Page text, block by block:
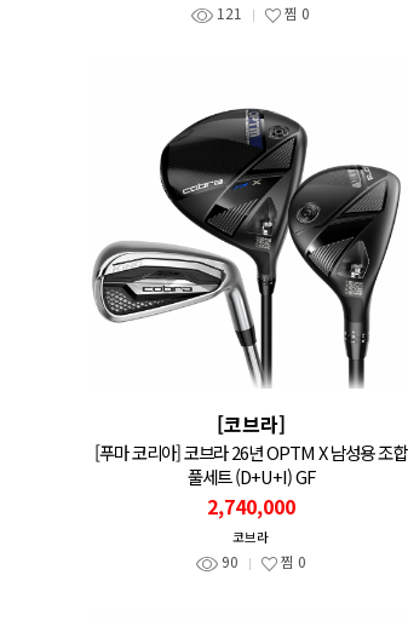
121 찜 0
[코브라]
[푸마 코리아] 코브라 26년 OPTM X 남성용 조합
풀세트 (D+U+I) GF
2,740,000
코브라
90 찜 0